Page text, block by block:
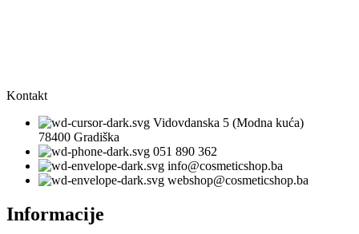
Kontakt
Vidovdanska 5 (Modna kuća)
78400 Gradiška
051 890 362
info@cosmeticshop.ba
webshop@cosmeticshop.ba
Informacije